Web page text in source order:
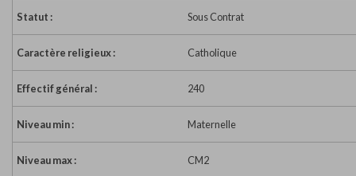
Statut : Sous Contrat
Caractère religieux : Catholique
Effectif général : 240
Niveau min : Maternelle
Niveau max : CM2